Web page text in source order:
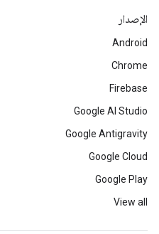
الإصدار
Android
Chrome
Firebase
Google AI Studio
Google Antigravity
Google Cloud
Google Play
View all